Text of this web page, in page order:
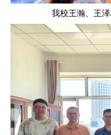
我校王瀚、王